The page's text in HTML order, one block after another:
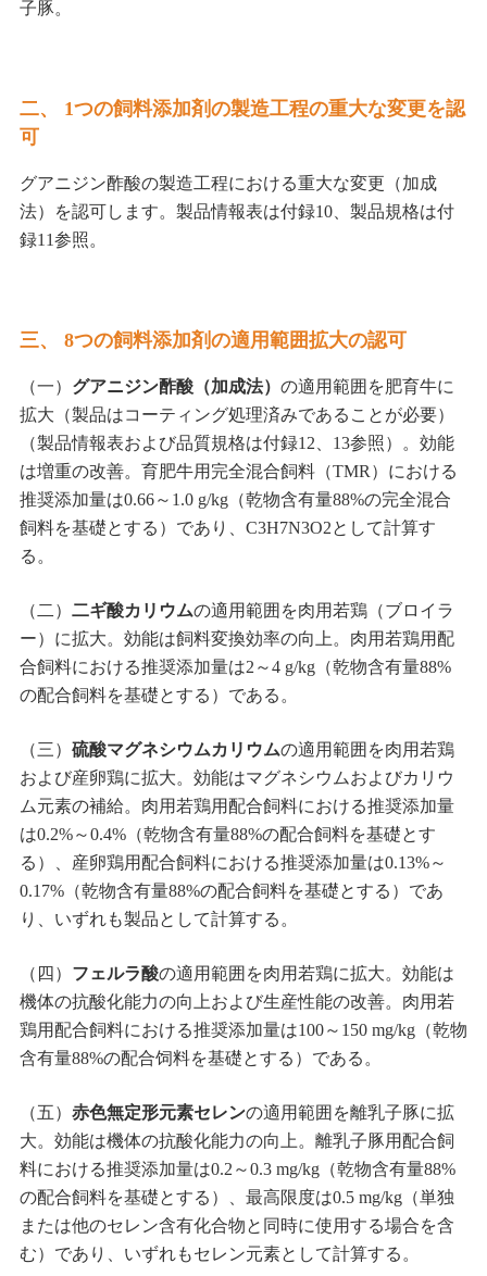
子豚。
二、 1つの飼料添加剤の製造工程の重大な変更を認
可
グアニジン酢酸の製造工程における重大な変更（加成
法）を認可します。製品情報表は付録10、製品規格は付
録11参照。
三、 8つの飼料添加剤の適用範囲拡大の認可
（一） グアニジン酢酸（加成法） の適用範囲を肥育牛に
拡大（製品はコーティング処理済みであることが必要）
（製品情報表および品質規格は付録12、13参照）。効能
は増重の改善。育肥牛用完全混合飼料（TMR）における
推奨添加量は0.66～1.0 g/kg（乾物含有量88%の完全混合
飼料を基礎とする）であり、C3H7N3O2として計算す
る。
（二） 二ギ酸カリウムの適用範囲を肉用若鶏（ブロイラ
ー）に拡大。効能は飼料変換効率の向上。肉用若鶏用配
合飼料における推奨添加量は2～4 g/kg（乾物含有量88%
の配合飼料を基礎とする）である。
（三） 硫酸マグネシウムカリウムの適用範囲を肉用若鶏
および産卵鶏に拡大。効能はマグネシウムおよびカリウ
ム元素の補給。肉用若鶏用配合飼料における推奨添加量
は0.2%～0.4%（乾物含有量88%の配合飼料を基礎とす
る）、産卵鶏用配合飼料における推奨添加量は0.13%～
0.17%（乾物含有量88%の配合飼料を基礎とする）であ
り、いずれも製品として計算する。
（四） フェルラ酸の適用範囲を肉用若鶏に拡大。効能は
機体の抗酸化能力の向上および生産性能の改善。肉用若
鶏用配合飼料における推奨添加量は100～150 mg/kg（乾物
含有量88%の配合饲料を基礎とする）である。
（五） 赤色無定形元素セレンの適用範囲を離乳子豚に拡
大。効能は機体の抗酸化能力の向上。離乳子豚用配合飼
料における推奨添加量は0.2～0.3 mg/kg（乾物含有量88%
の配合飼料を基礎とする）、最高限度は0.5 mg/kg（単独
または他のセレン含有化合物と同時に使用する場合を含
む）であり、いずれもセレン元素として計算する。